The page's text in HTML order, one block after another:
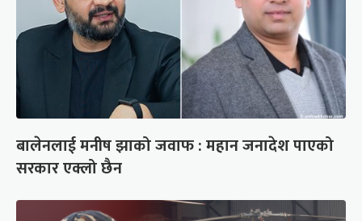
बालेनलाई मनीष झाको जवाफ : महान जनादेश पाएको
सरकार एक्लो छैन